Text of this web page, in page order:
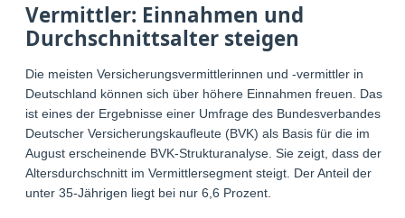
Vermittler: Einnahmen und
Durchschnittsalter steigen
Die meisten Versicherungsvermittlerinnen und -vermittler in
Deutschland können sich über höhere Einnahmen freuen. Das
ist eines der Ergebnisse einer Umfrage des Bundesverbandes
Deutscher Versicherungskaufleute (BVK) als Basis für die im
August erscheinende BVK-Strukturanalyse. Sie zeigt, dass der
Altersdurchschnitt im Vermittlersegment steigt. Der Anteil der
unter 35-Jährigen liegt bei nur 6,6 Prozent.